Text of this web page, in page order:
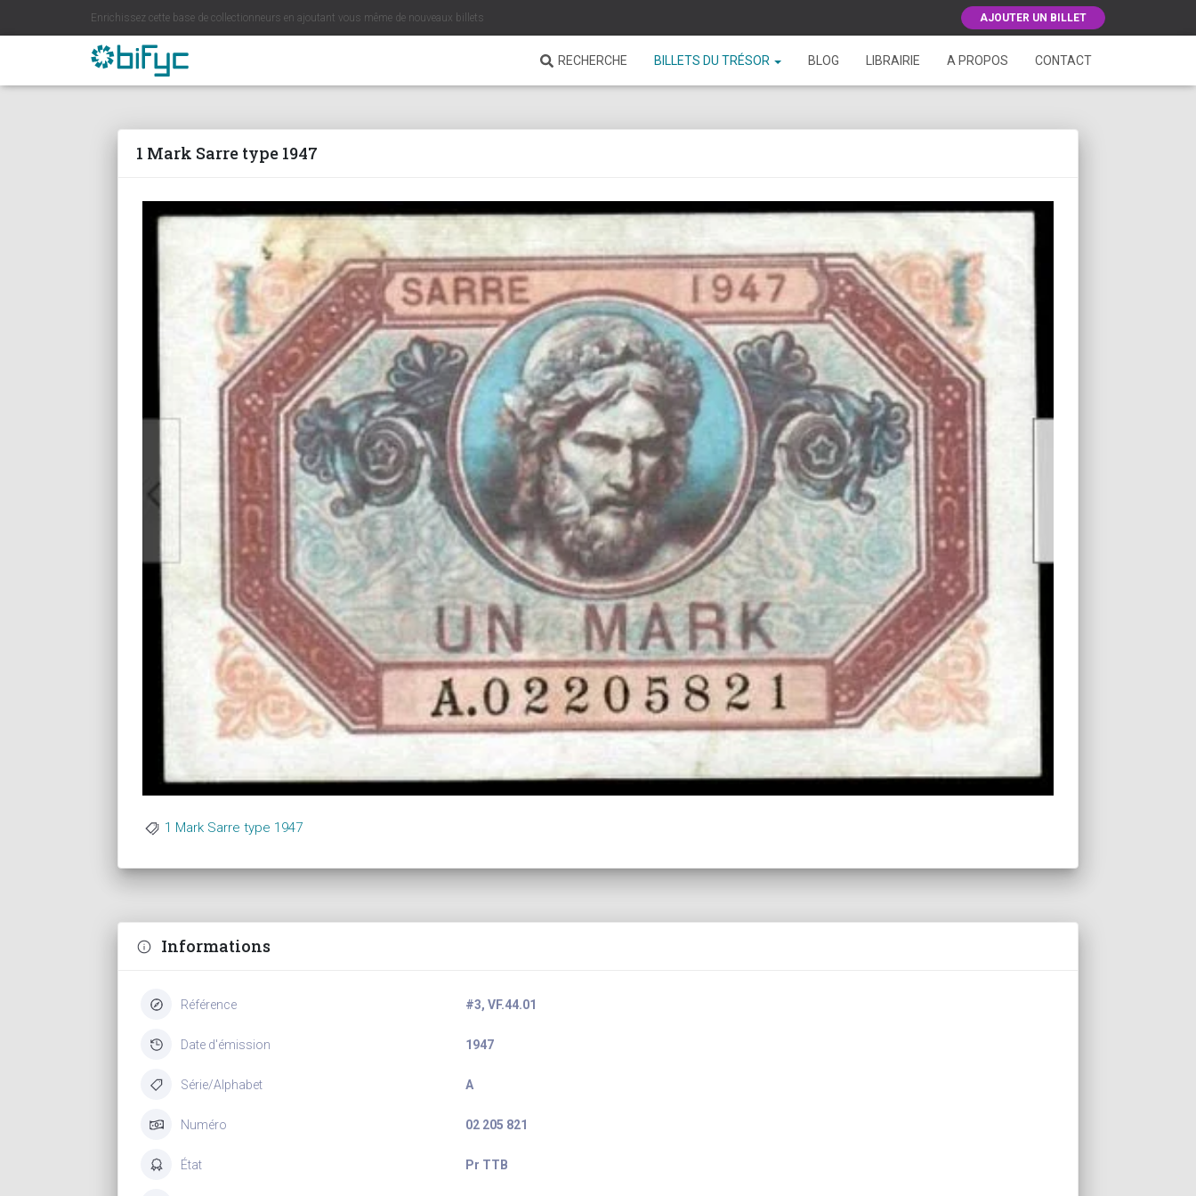
Enrichissez cette base de collectionneurs en ajoutant vous même de nouveaux billets AJOUTER UN BILLET
RECHERCHE BILLETS DU TRÉSOR BLOG LIBRAIRIE A PROPOS CONTACT
1 Mark Sarre type 1947
1 Mark Sarre type 1947
Informations
Référence #3, VF.44.01
Date d'émission 1947
Série/Alphabet A
Numéro 02 205 821
État Pr TTB